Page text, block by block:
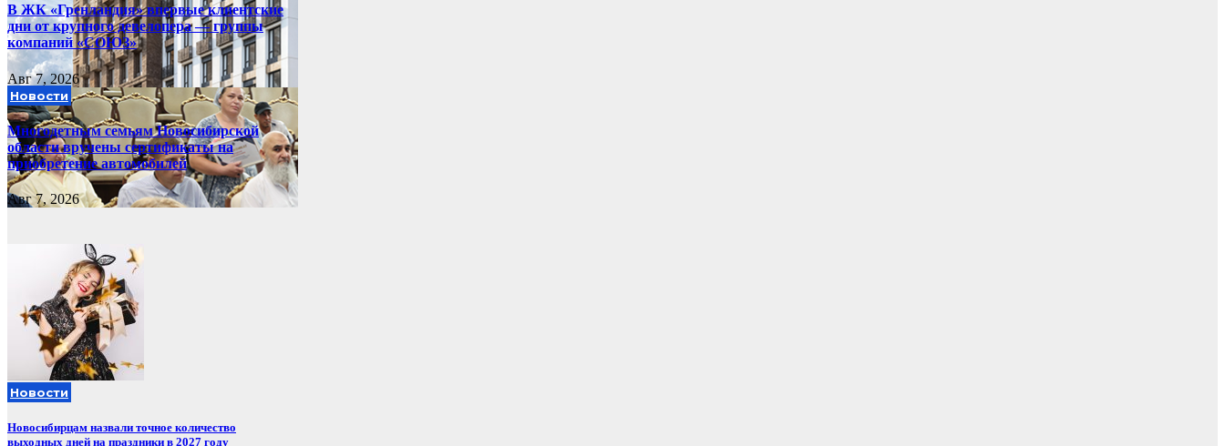
В ЖК «Гренландия» впервые клиентские
дни от крупного девелопера — группы
компаний «СОЮЗ»
Авг 7, 2026
Новости
Многодетным семьям Новосибирской
области вручены сертификаты на
приобретение автомобилей
Авг 7, 2026
Новости
Новосибирцам назвали точное количество
выходных дней на праздники в 2027 году